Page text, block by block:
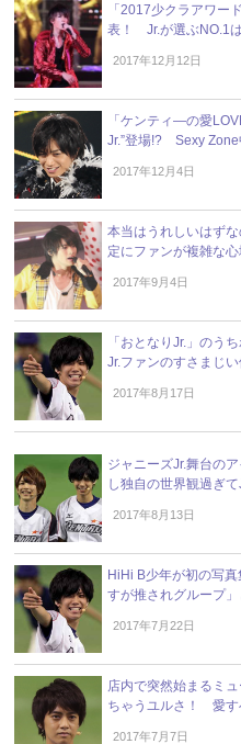
「2017少クラアワー
表！ Jr.が選ぶNO.1は
2017年12月12日
「ケンティ―の愛
Jr.”登場!? Sexy Zone
2017年12月4日
本当はうれしいはず
定にファンが複雑な
2017年9月4日
「おとなりJr.」のう
Jr.ファンのすさまじ
2017年8月17日
ジャニーズJr.舞台の
し独自の世界観過ぎ
2017年8月13日
HiHi B少年が初の写
すが推されグループ」
2017年7月22日
店内で突然始まるミ
ちゃうユルさ！ 愛す
2017年7月7日